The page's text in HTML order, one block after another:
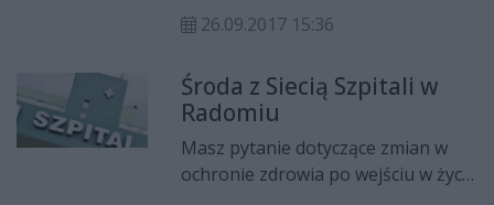
hematologii w Mazowieckim
Radomiu. Wcześniej oddział nie
znalazł się w przygotowanej siatce
szpitali.
26.09.2017 15:36
Środa z Siecią Szpitali w
Radomiu
Masz pytanie dotyczące zmian w
ochronie zdrowia po wejściu w życie